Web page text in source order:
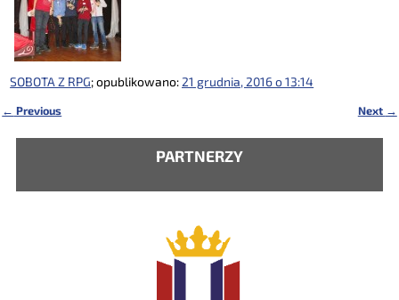
SOBOTA Z RPG; opublikowano: 21 grudnia, 2016 o 13:14
← Previous Next →
PARTNERZY